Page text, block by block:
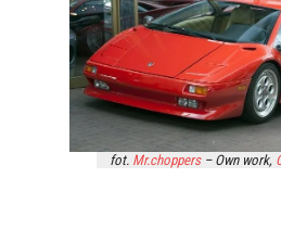
fot. Mr.choppers– Own work,